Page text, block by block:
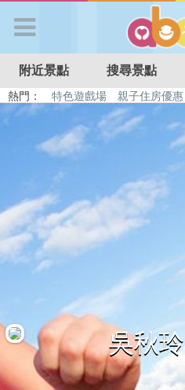
APP登入
首 頁
搜尋景點
好康優惠
最新留言
商家合作
附近景點 搜尋景點
熱門： 特色遊戲場 親子住房優惠
溜滑梯民宿
觀光工廠
吳秋玲